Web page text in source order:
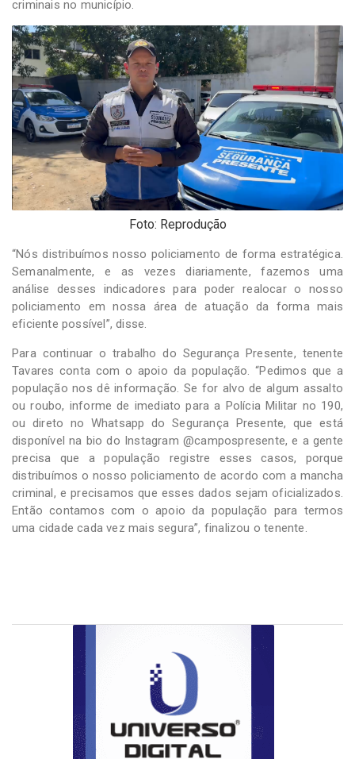
criminais no município.
Foto: Reprodução
“Nós distribuímos nosso policiamento de forma estratégica.
Semanalmente, e as vezes diariamente, fazemos uma
análise desses indicadores para poder realocar o nosso
policiamento em nossa área de atuação da forma mais
eficiente possível”, disse.
Para continuar o trabalho do Segurança Presente, tenente
Tavares conta com o apoio da população. “Pedimos que a
população nos dê informação. Se for alvo de algum assalto
ou roubo, informe de imediato para a Polícia Militar no 190,
ou direto no Whatsapp do Segurança Presente, que está
disponível na bio do Instagram @campospresente, e a gente
precisa que a população registre esses casos, porque
distribuímos o nosso policiamento de acordo com a mancha
criminal, e precisamos que esses dados sejam oficializados.
Então contamos com o apoio da população para termos
uma cidade cada vez mais segura”, finalizou o tenente.